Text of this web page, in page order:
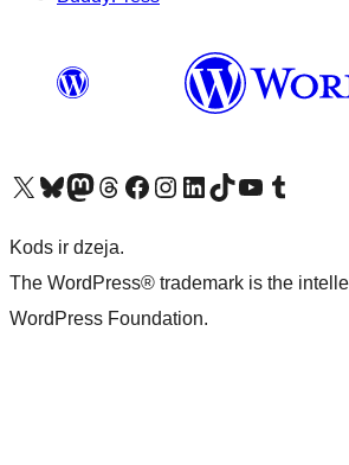
Apmeklējiet mūsu X (agrāk Twitter) kontu
Apmeklējiet mūsu Bluesky kontu
Apmeklējiet mūsu Mastodon kontu
Apmeklējiet mūsu Threads kontu
Apmeklējiet mūsu Facebook lapuApmeklējiet mūsu Instagram kontu
Apmeklējiet mūsu LinkedIn kontu
Apmeklējiet mūsu TikTok kontu
Apmeklējiet mūsu YouTube kanālu
Apmeklējiet mūsu Tumblr kontu
Kods ir dzeja.
The WordPress® trademark is the
WordPress Foundation.